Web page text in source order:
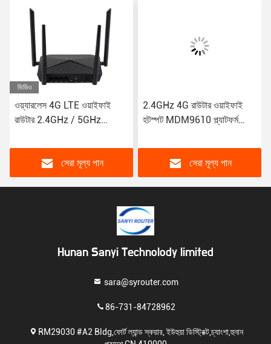
ভিডিও
ওয়্যারলেস 4G LTE ওয়াইফাই
রাউটার 2.4GHz / 5GHz
সাথে সামঞ্জস্যপূর্ণ
সেরা মূল্য পান
2.4GHz 4G রাউটার ওয়াইফাই
হটস্পট MDM9610 প্ল্যাটফর্ম
FDD-LTE
সেরা মূল্য পান
Hunan Sanyi Technolody limited
sara@syrouter.com
86-731-84728962
RM29030 #A2 Bldg,ফোর্ট ল্যান্ড স্কয়ার, ইউহুয়া ডিস্ট্রিক্ট,চ্যাংশা,হুনান